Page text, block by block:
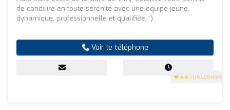
4.6 (174 Opinions)
de conduire en toute sérénité avec une équipe jeune,
dynamique, professionnelle et qualifiée. :)
Voir le téléphone